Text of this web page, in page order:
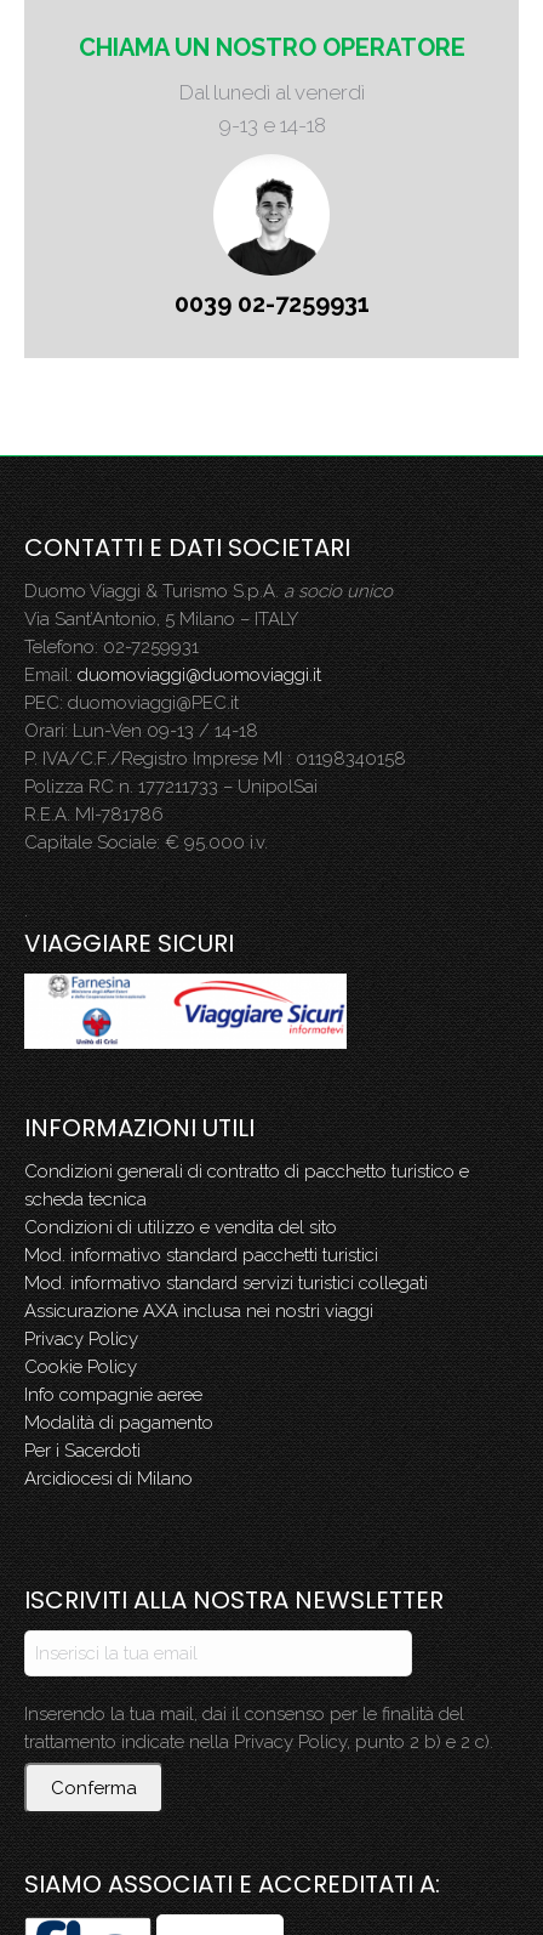
CHIAMA UN NOSTRO OPERATORE
Dal lunedì al venerdì
9-13 e 14-18
0039 02-7259931
CONTATTI E DATI SOCIETARI
Duomo Viaggi & Turismo S.p.A.a socio unico
Via Sant’Antonio, 5 Milano – ITALY
Telefono: 02-7259931
Email:duomoviaggi@duomoviaggi.it
PEC: duomoviaggi@PEC.it
Orari: Lun-Ven 09-13 / 14-18
P. IVA/C.F./Registro Imprese MI : 01198340158
Polizza RC n. 177211733 – UnipolSai
R.E.A. MI-781786
Capitale Sociale: € 95.000 i.v.
.
VIAGGIARE SICURI
INFORMAZIONI UTILI
Condizioni generali di contratto di pacchetto turistico e
scheda tecnica
Condizioni di utilizzo e vendita del sito
Mod. informativo standard pacchetti turistici
Mod. informativo standard servizi turistici collegati
Assicurazione AXA inclusa nei nostri viaggi
Privacy Policy
Cookie Policy
Info compagnie aeree
Modalità di pagamento
Per i Sacerdoti
Arcidiocesi di Milano
ISCRIVITI ALLA NOSTRA NEWSLETTER
Inserendo la tua mail, dai il consenso per le finalità del
trattamento indicate nella Privacy Policy, punto 2 b) e 2 c).
Conferma
SIAMO ASSOCIATI E ACCREDITATI A: